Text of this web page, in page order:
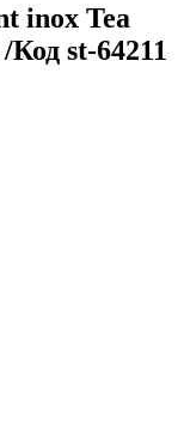
inox Tea
Код st-64211